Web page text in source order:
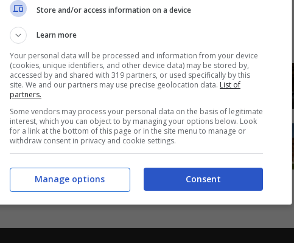
di cicogne ed è costretto a un
Thomas Cook martedì scorso è dovuto
cicogne. Il tutto è accaduto in
uccelli purtroppo sono stati risucchiati dal
dei feriti tra gli uomini.
Store and/or access information on a device
Learn more
Your personal data will be processed and information from your device
(cookies, unique identifiers, and other device data) may be stored by,
accessed by and shared with 319 partners, or used specifically by this
site. We and our partners may use precise geolocation data. List of
partners.
Some vendors may process your personal data on the basis of legitimate
interest, which you can object to by managing your options below. Look
for a link at the bottom of this page or in the site menu to manage or
withdraw consent in privacy and cookie settings.
Consent
Manage options